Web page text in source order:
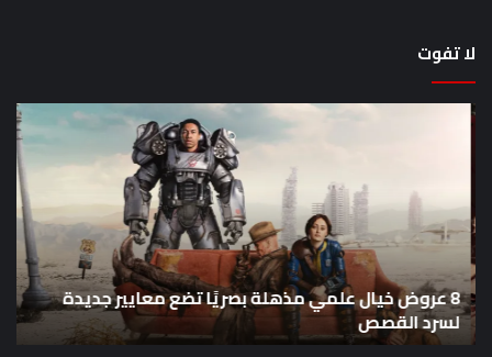
لا تفوت
8
مذهلة
بصريًا
تضع
معايير
جديدة
لسرد
القصص
8 عروض خيال علمي مذهلة بصريًا تضع معايير جديدة
لسرد القصص